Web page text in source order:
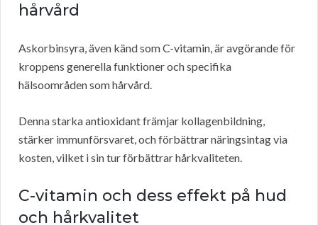
hårvård
Askorbinsyra, även känd som C-vitamin, är avgörande för
kroppens generella funktioner och specifika
hälsoområden som hårvård.
Denna starka antioxidant främjar kollagenbildning,
stärker immunförsvaret, och förbättrar näringsintag via
kosten, vilket i sin tur förbättrar hårkvaliteten.
C-vitamin och dess effekt på hud
och hårkvalitet